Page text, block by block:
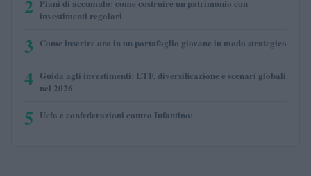
2 Piani di accumulo: come costruire un patrimonio con
investimenti regolari
3 Come inserire oro in un portafoglio giovane in modo strategico
4 Guida agli investimenti: ETF, diversificazione e scenari globali
nel 2026
5 Uefa e confederazioni contro Infantino: